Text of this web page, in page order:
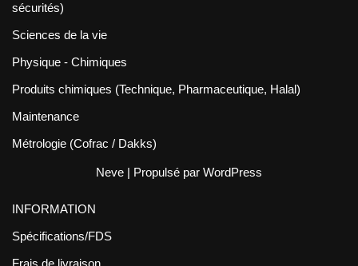
sécurités)
Sciences de la vie
Physique - Chimiques
Produits chimiques (Technique, Pharmaceutique, Halal)
Maintenance
Métrologie (Cofrac / Dakks)
Neve | Propulsé par WordPress
INFORMATION
Spécifications/FDS
Frais de livraison